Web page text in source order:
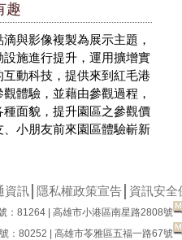
趣
與影像複製為展示主題，
施進行提升，運用擴增實
動科技，提供來到紅毛港
體驗，並藉由參觀過程，
面貌，提升園區之參觀價
小朋友前來園區體驗嶄新
資訊│ 隱私權政策宣告│ 資訊安全
：81264 | 高雄市小港區南星路2808號
：80252 | 高雄市苓雅區五福一路67號